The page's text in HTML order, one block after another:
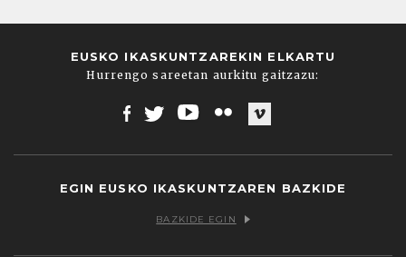
EUSKO IKASKUNTZAREKIN ELKARTU
Hurrengo sareetan aurkitu gaitzazu:
EGIN EUSKO IKASKUNTZAREN BAZKIDE
BAZKIDE EGIN